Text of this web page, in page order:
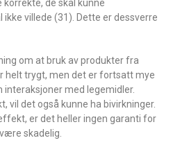
de skal kunne
ikke villede (31). Dette er dessverre
om at bruk av produkter fra
helt trygt, men det er fortsatt mye
interaksjoner med legemidler.
vil det også kunne ha bivirkninger.
er det heller ingen garanti for
skadelig.